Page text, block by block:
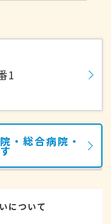
1
・総合病院・
について